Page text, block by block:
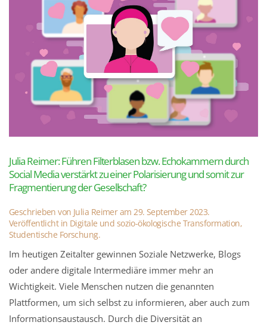
Julia Reimer: Führen Filterblasen bzw. Echokammern durch
Social Media verstärkt zu einer Polarisierung und somit zur
Fragmentierung der Gesellschaft?
Geschrieben von Julia Reimeram 29. September 2023.
Veröffentlicht in Digitale und sozio-ökologische Transformation,
Studentische Forschung.
Im heutigen Zeitalter gewinnen Soziale Netzwerke, Blogs
oder andere digitale Intermediäre immer mehr an
Wichtigkeit. Viele Menschen nutzen die genannten
Plattformen, um sich selbst zu informieren, aber auch zum
Informationsaustausch. Durch die Diversität an